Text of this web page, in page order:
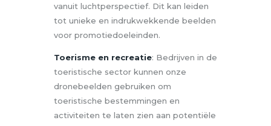
vanuit luchtperspectief. Dit kan leiden
tot unieke en indrukwekkende beelden
voor promotiedoeleinden.
Toerisme en recreatie: Bedrijven in de
toeristische sector kunnen onze
dronebeelden gebruiken om
toeristische bestemmingen en
activiteiten te laten zien aan potentiële